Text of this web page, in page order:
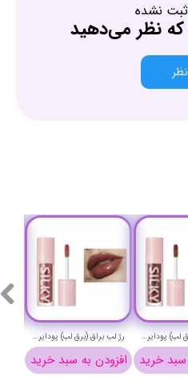
نشده
که نظر می‌دهید
رژ لب براق (برق لب) پودایر شماره 4 - Pudaier silky lip gloss 4
افزودن به سبد خرید
رژ لب براق (برق لب) پودایر شماره 6 - Pudaier silky lip gloss 6
سبد خرید